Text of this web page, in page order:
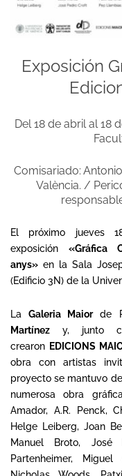
Exposición
Del 18 de abril al 18
Comisariado:
València. /
El próximo jueves
exposición«Gráfica
anys» en la Sala
(Edificio 3N) de la
LaGaleria Maiorde
Martínez y, junto
crearon EDICIONS
obra con artistas
proyecto se mantuvo
numerosa obra
Amador, A.R. Penck,
Helge Leiberg, Joan
Manuel Broto,
Partenheimer,